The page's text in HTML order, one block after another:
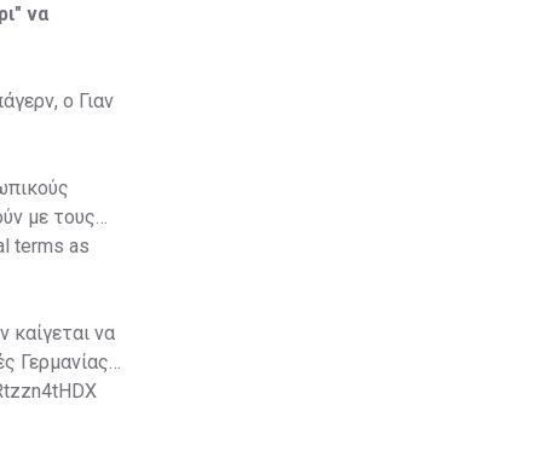
να
ο Γιαν
με τους
terms as
να
Γερμανίας